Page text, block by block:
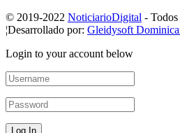
© 2019-2022 NoticiarioDigital - Todos
¦Desarrollado por: Gleidysoft
Login to your account below